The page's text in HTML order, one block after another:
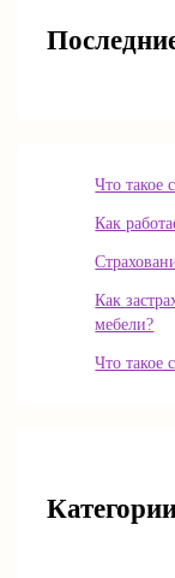
Что такое
Как
Как
мебели?
Что такое